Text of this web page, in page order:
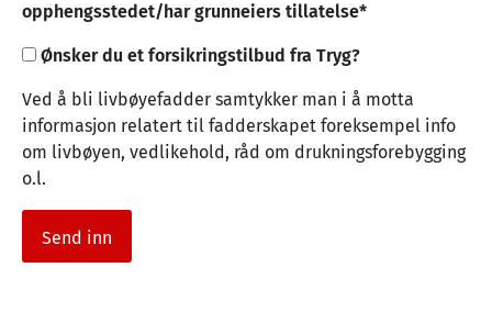
opphengsstedet/har grunneiers tillatelse
Ønsker du et forsikringstilbud fra Tryg?
Ved å bli livbøyefadder samtykker man i å motta
informasjon relatert til fadderskapet foreksempel info
om livbøyen, vedlikehold, råd om drukningsforebygging
o.l.